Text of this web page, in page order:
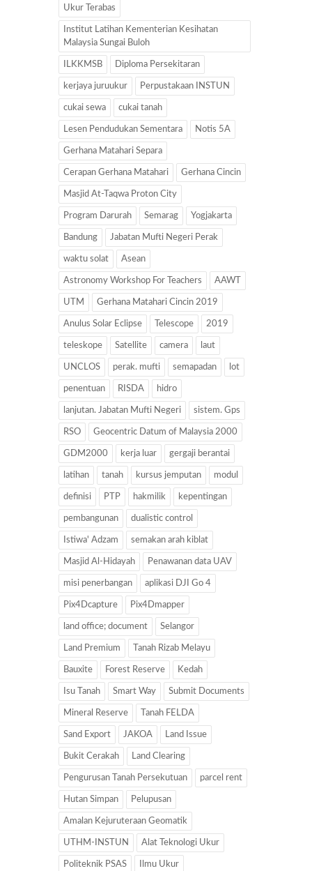
Ukur Terabas
Institut Latihan Kementerian Kesihatan
Malaysia Sungai Buloh
ILKKMSB Diploma Persekitaran
kerjaya juruukur Perpustakaan INSTUN
cukai sewa cukai tanah
Lesen Pendudukan Sementara Notis 5A
Gerhana Matahari Separa
Cerapan Gerhana Matahari Gerhana Cincin
Masjid At-Taqwa Proton City
Program Darurah Semarag Yogjakarta
Bandung Jabatan Mufti Negeri Perak
waktu solat Asean
Astronomy Workshop For Teachers AAWT
UTM Gerhana Matahari Cincin 2019
Anulus Solar Eclipse Telescope 2019
teleskope Satellite camera laut
UNCLOS perak. mufti semapadan lot
penentuan RISDA hidro
lanjutan. Jabatan Mufti Negeri sistem. Gps
RSO Geocentric Datum of Malaysia 2000
GDM2000 kerja luar gergaji berantai
latihan tanah kursus jemputan modul
definisi PTP hakmilik kepentingan
pembangunan dualistic control
Istiwa' Adzam semakan arah kiblat
Masjid Al-Hidayah Penawanan data UAV
misi penerbangan aplikasi DJI Go 4
Pix4Dcapture Pix4Dmapper
land office; document Selangor
Land Premium Tanah Rizab Melayu
Bauxite Forest Reserve Kedah
Isu Tanah Smart Way Submit Documents
Mineral Reserve Tanah FELDA
Sand Export JAKOA Land Issue
Bukit Cerakah Land Clearing
Pengurusan Tanah Persekutuan parcel rent
Hutan Simpan Pelupusan
Amalan Kejuruteraan Geomatik
UTHM-INSTUN Alat Teknologi Ukur
Politeknik PSAS Ilmu Ukur